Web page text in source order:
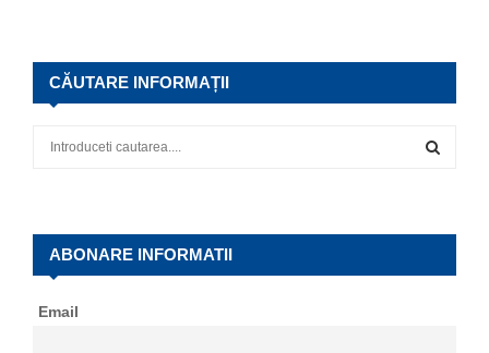
CĂUTARE INFORMAȚII
f
E
A
ABONARE INFORMATII
Email